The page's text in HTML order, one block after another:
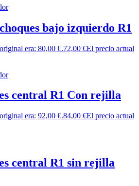
bajo izquierdo R1
era: 80,00 €.72,00 €El precio actual
central R1 Con rejilla
era: 92,00 €.84,00 €El precio actual
central R1 sin rejilla